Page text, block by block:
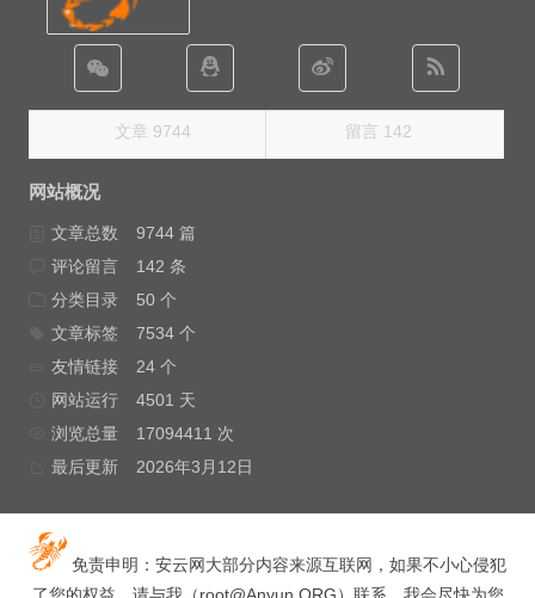
文章 9744 留言 142
网站概况
文章总数
9744 篇
评论留言
142 条
分类目录
50 个
文章标签
7534 个
友情链接
24 个
网站运行
4501 天
浏览总量
17094411 次
最后更新
2026年3月12日
免责申明：安云网大部分内容来源互联网，如果不小心侵犯